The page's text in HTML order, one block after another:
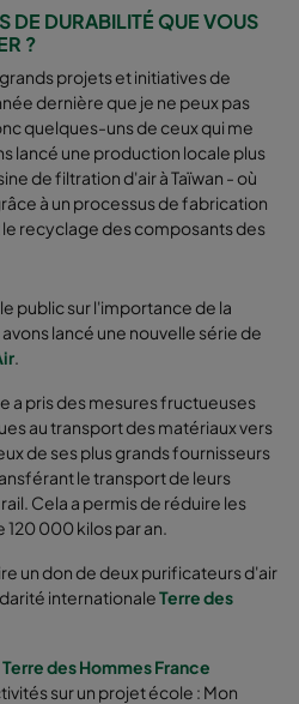
DE DURABILITÉ QUE VOUS
?
projets et initiatives de
dernière que je ne peux pas
quelques-uns de ceux qui me
lancé une production locale plus
de filtration d'air à Taïwan - où
à un processus de fabrication
recyclage des composants des
public sur l'importance de la
lancé une nouvelle série de
a pris des mesures fructueuses
au transport des matériaux vers
de ses plus grands fournisseurs
le transport de leurs
Cela a permis de réduire les
000 kilos par an.
un don de deux purificateurs d'air
internationaleTerre des
Terre des Hommes France
sur un projet école : Mon